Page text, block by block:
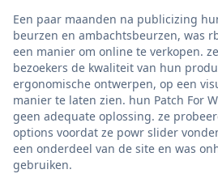
Een paar maanden na publicizing
beurzen en ambachtsbeurzen, was
een manier om online te verkopen.
bezoekers de kwaliteit van hun
ergonomische ontwerpen, op een
manier te laten zien. hun Patch For
geen adequate oplossing. ze
options voordat ze powr slider
een onderdeel van de site en was
gebruiken.